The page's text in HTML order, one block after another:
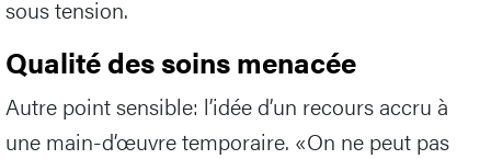
sous tension.
Qualité des soins menacée
Autre point sensible: l’idée d’un recours accru à
une main-d’œuvre temporaire. «On ne peut pas